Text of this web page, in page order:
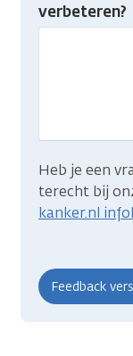
gevonden
verbeteren?
Heb je een
terecht bij
kanker.nl